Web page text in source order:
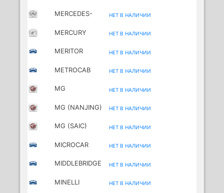
MERCEDES-
НЕТ В НАЛИЧИИ
MERCURY НЕТ В НАЛИЧИИ
MERITOR НЕТ В НАЛИЧИИ
METROCAB НЕТ В НАЛИЧИИ
MG НЕТ В НАЛИЧИИ
MG (NANJING) НЕТ В НАЛИЧИИ
MG (SAIC) НЕТ В НАЛИЧИИ
MICROCAR НЕТ В НАЛИЧИИ
MIDDLEBRIDGE НЕТ В НАЛИЧИИ
MINELLI НЕТ В НАЛИЧИИ